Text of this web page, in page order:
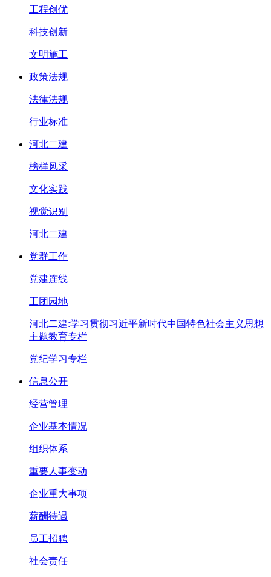
工程创优
科技创新
文明施工
政策法规
法律法规
行业标准
河北二建
榜样风采
文化实践
视觉识别
河北二建
党群工作
党建连线
工团园地
河北二建:学习贯彻习近平新时代中国特色社会主义思想
主题教育专栏
党纪学习专栏
信息公开
经营管理
企业基本情况
组织体系
重要人事变动
企业重大事项
薪酬待遇
员工招聘
社会责任